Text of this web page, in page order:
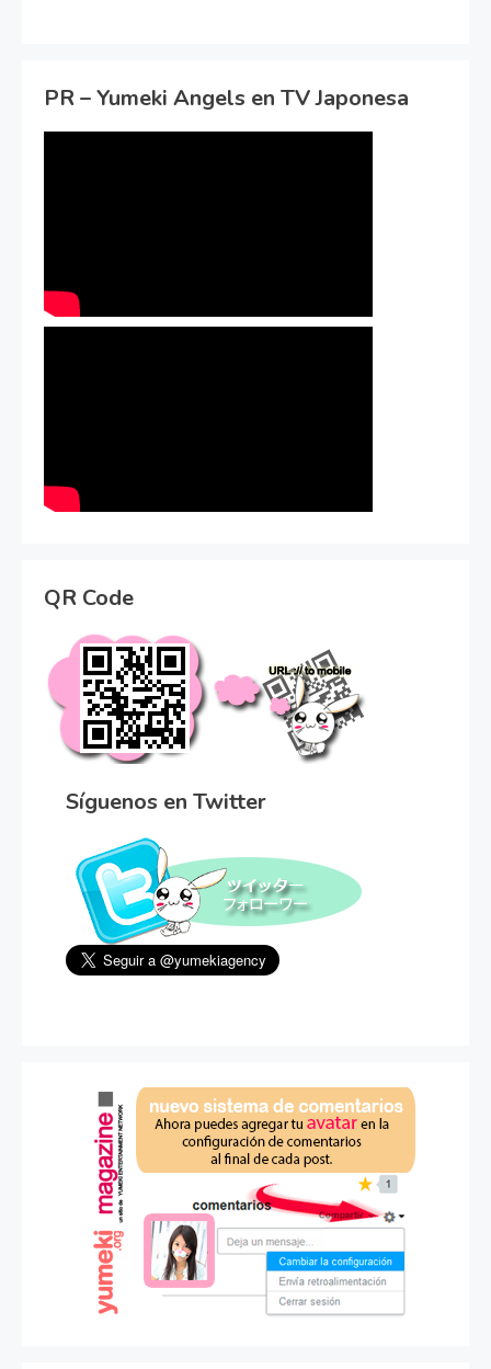
PR – Yumeki Angels en TV Japonesa
QR Code
Síguenos en Twitter